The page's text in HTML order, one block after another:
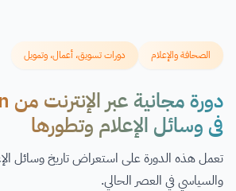
الصحافة والإعلام دورات تسويق، أعمال، وتمويل
في وسائل الإعلام وتطورها
تعمل هذه الدورة على استعراض تاريخ وسائل
والسياسي في العصر الحالي.